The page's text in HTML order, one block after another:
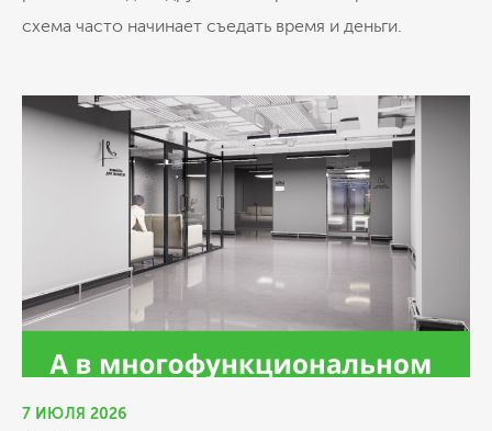
схема часто начинает съедать время и деньги.
7 ИЮЛЯ 2026